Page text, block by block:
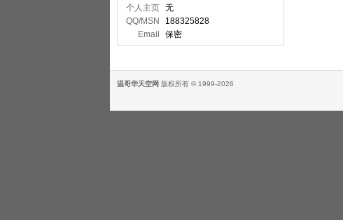
个人主页 无
QQ/MSN
188325828
Email
保密
温哥华天空网 版权所有 © 1999-2026